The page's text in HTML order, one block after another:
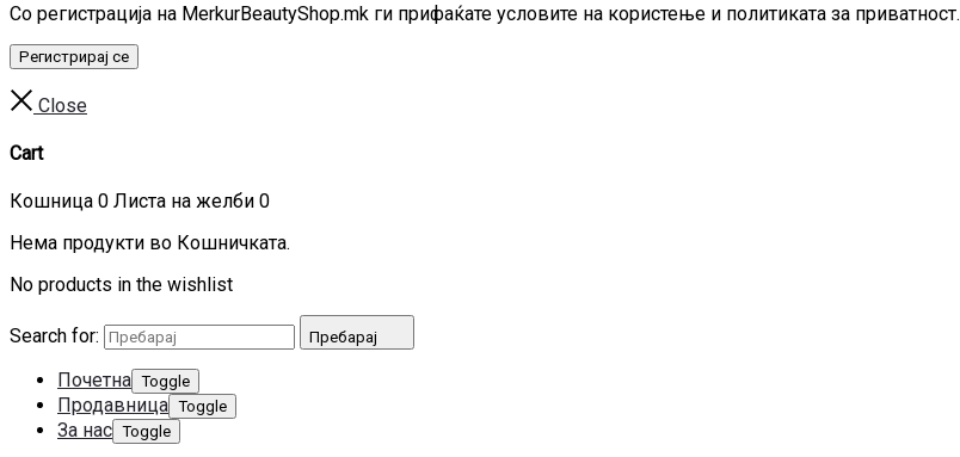
Со регистрација на MerkurBeautyShop.mk ги прифаќате условите на користење и политиката за приватност.
Регистрирај се
Close
Cart
Кошница 0 Листа на желби 0
Нема продукти во Кошничката.
No products in the wishlist
Search for: Пребарај
Почетна Toggle
Продавница Toggle
За нас Toggle